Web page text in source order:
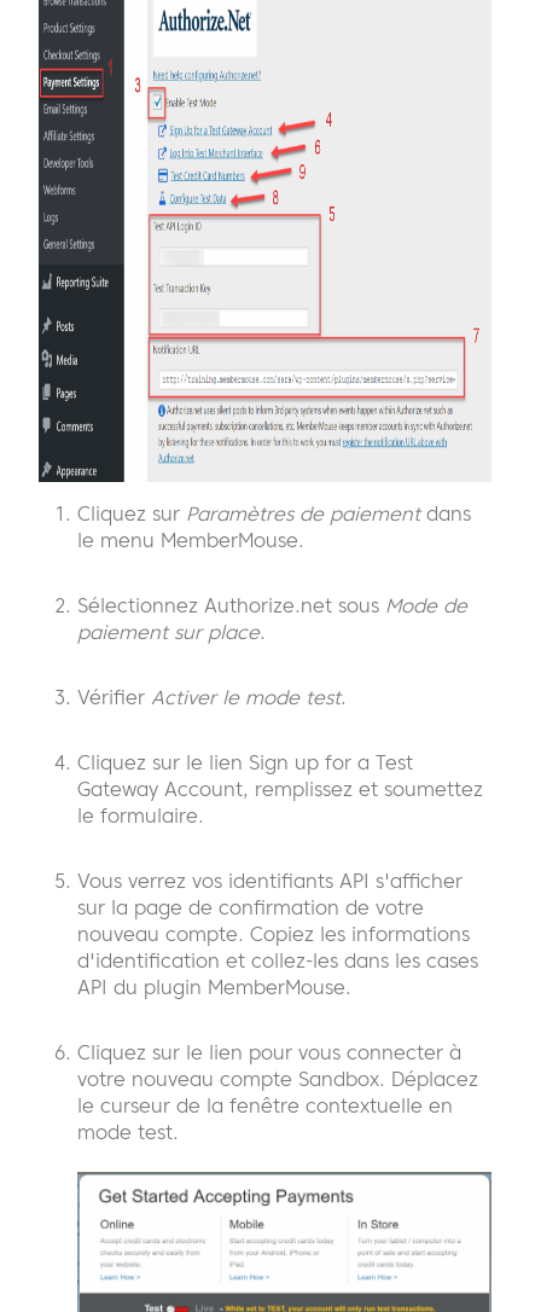
Cliquez sur Paramètres de paiementdans
le menu MemberMouse.
Sélectionnez Authorize.net sous Mode de
paiement sur place.
Vérifier Activer le mode test.
Cliquez sur le lien Sign up for a Test
Gateway Account, remplissez et soumettez
le formulaire.
Vous verrez vos identifiants API s'afficher
sur la page de confirmation de votre
nouveau compte. Copiez les informations
d'identification et collez-les dans les cases
API du plugin MemberMouse.
Cliquez sur le lien pour vous connecter à
votre nouveau compte Sandbox. Déplacez
le curseur de la fenêtre contextuelle en
mode test.